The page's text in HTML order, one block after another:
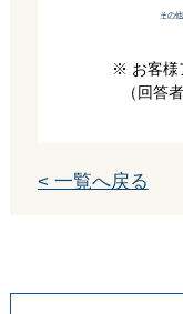
その他
※ お客様
（回答
< 一覧へ戻る